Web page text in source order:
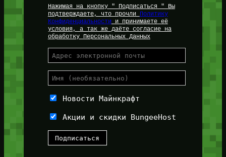
Нажимая на кнопку " Подписаться " Вы
подтверждаете, что прочли
Политику
Конфиденциальностии принимаете её
условия, а так же даёте согласие на
обработку Персональных Данных
Новости Майнкрафт
Акции и скидки BungeeHost